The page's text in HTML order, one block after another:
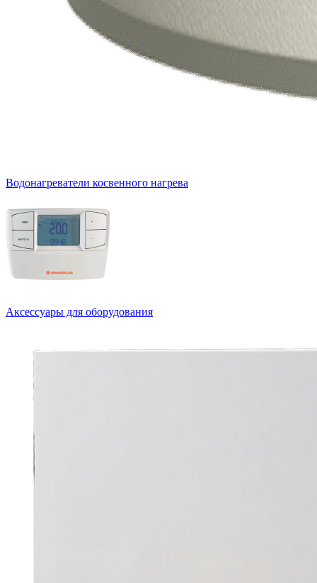
Водонагреватели косвенного нагрева
Аксессуары для оборудования